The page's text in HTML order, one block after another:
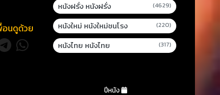
อนดูด้วย
หนังฝรั่ง หนังฝรั่ง (4629)
หนังใหม่ หนังใหม่ชนโรง (220)
หนังไทย หนังไทย (317)
ปีหนัง